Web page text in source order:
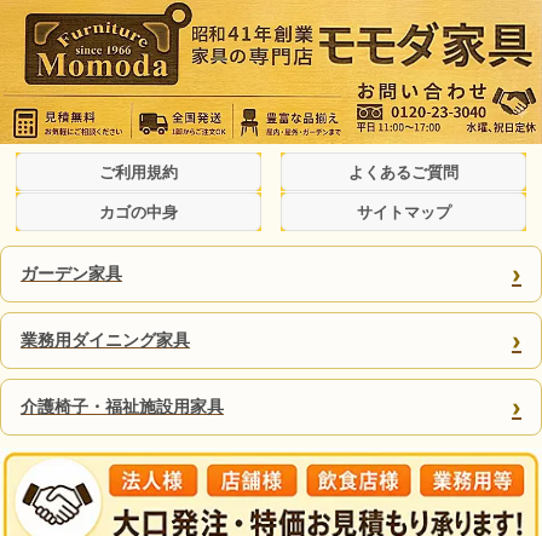
ご利用規約 よくあるご質問
カゴの中身 サイトマップ
ガーデン家具 ›
業務用ダイニング家具 ›
介護椅子・福祉施設用家具 ›